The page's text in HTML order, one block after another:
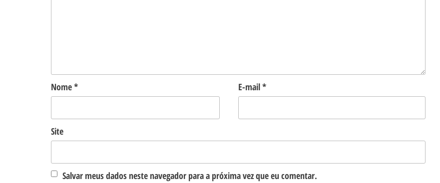
Nome* E-mail*
Site
Salvar meus dados neste navegador para a próxima vez que eu comentar.